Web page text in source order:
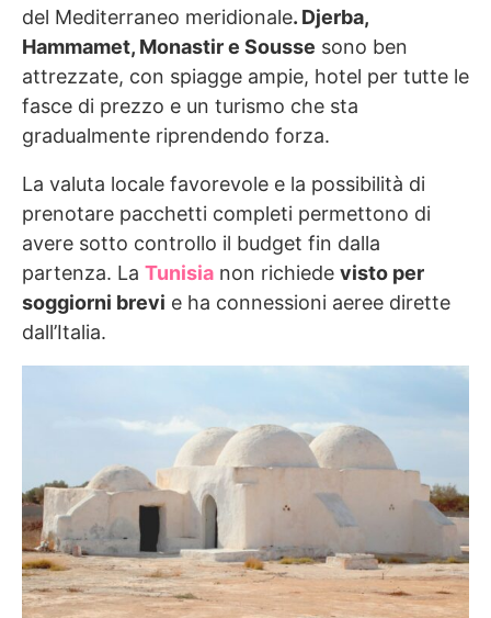
del Mediterraneo meridionale. Djerba,
Hammamet, Monastir e Sousse sono ben
attrezzate, con spiagge ampie, hotel per tutte le
fasce di prezzo e un turismo che sta
gradualmente riprendendo forza.
La valuta locale favorevole e la possibilità di
prenotare pacchetti completi permettono di
avere sotto controllo il budget fin dalla
partenza. La Tunisia non richiede visto per
soggiorni brevi e ha connessioni aeree dirette
dall’Italia.